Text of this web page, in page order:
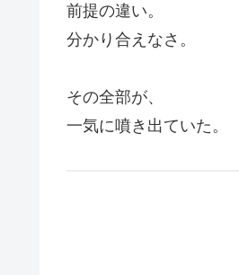
前提の違い。
分かり合えなさ。
その全部が、
一気に噴き出ていた。